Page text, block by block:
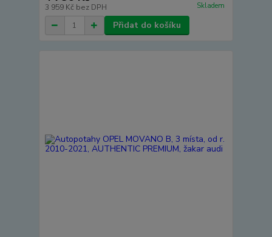
3 959 Kč bez DPH Skladem
Přidat do košíku